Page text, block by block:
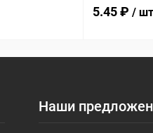
5.45 ₽ / шт
Наши